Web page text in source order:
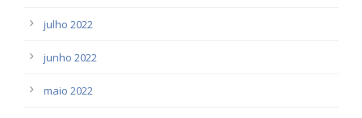
julho 2022
junho 2022
maio 2022